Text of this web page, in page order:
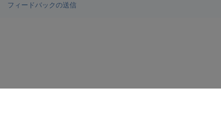
フィードバックの送信